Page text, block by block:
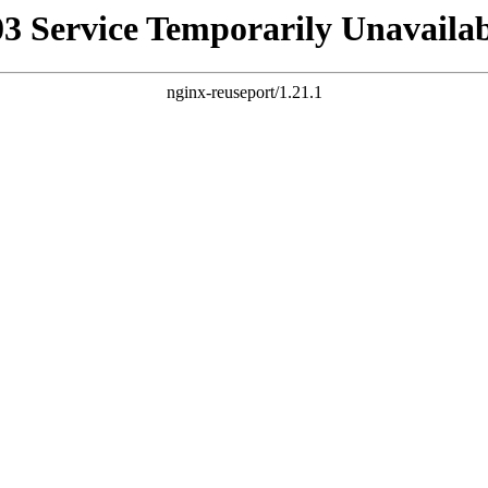
Service Temporarily
nginx-reuseport/1.21.1